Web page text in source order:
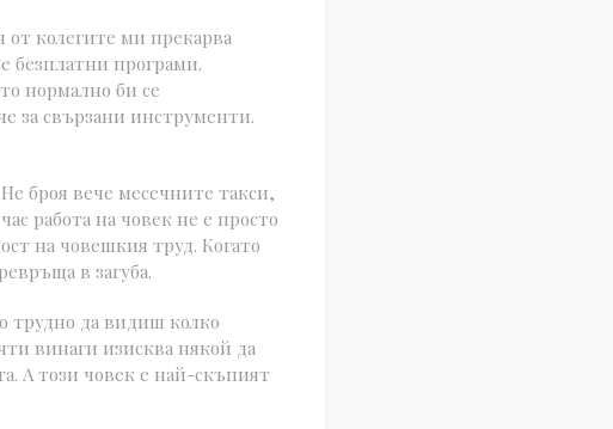
от колегите ми прекарва
безплатни програми.
нормално би се
за свързани инструменти.
броя вече месечните такси,
работа на човек не е просто
на човешкия труд. Когато
в загуба.
трудно да видиш колко
винаги изисква някой да
А този човек е най-скъпият